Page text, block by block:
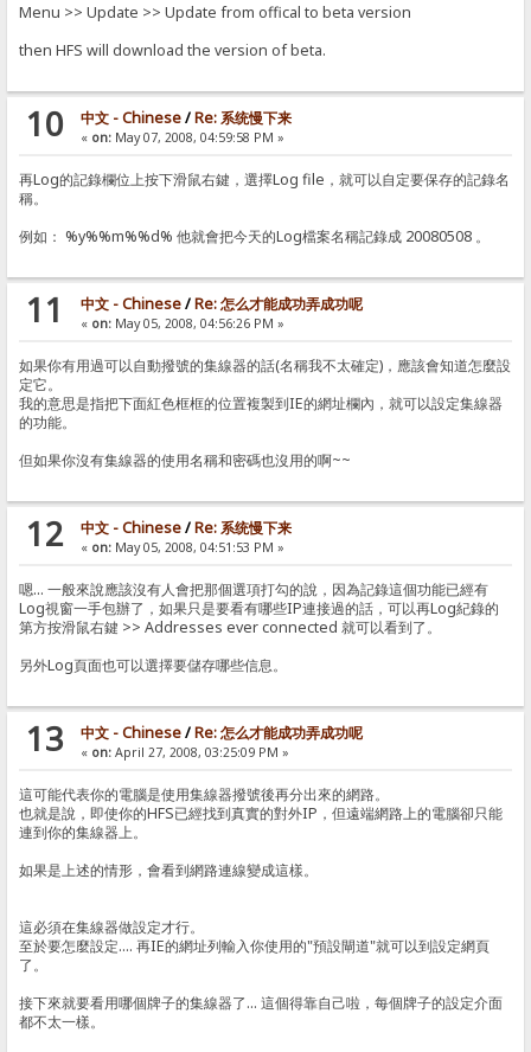
Menu >> Update >> Update from offical to beta version
then HFS will download the version of beta.
10 中文 - Chinese/Re: 系统慢下来
« on:May 07, 2008, 04:59:58 PM »
再Log的記錄欄位上按下滑鼠右鍵，選擇Log file，就可以自定要保存的記錄名
稱。
例如： %y%%m%%d% 他就會把今天的Log檔案名稱記錄成 20080508 。
11 中文 - Chinese/Re: 怎么才能成功弄成功呢
« on:May 05, 2008, 04:56:26 PM »
如果你有用過可以自動撥號的集線器的話(名稱我不太確定)，應該會知道怎麼設
定它。
我的意思是指把下面紅色框框的位置複製到IE的網址欄內，就可以設定集線器
的功能。
但如果你沒有集線器的使用名稱和密碼也沒用的啊~~
12 中文 - Chinese/Re: 系统慢下来
« on:May 05, 2008, 04:51:53 PM »
嗯... 一般來說應該沒有人會把那個選項打勾的說，因為記錄這個功能已經有
Log視窗一手包辦了，如果只是要看有哪些IP連接過的話，可以再Log紀錄的
第方按滑鼠右鍵 >> Addresses ever connected 就可以看到了。
另外Log頁面也可以選擇要儲存哪些信息。
13 中文 - Chinese/Re: 怎么才能成功弄成功呢
« on:April 27, 2008, 03:25:09 PM »
這可能代表你的電腦是使用集線器撥號後再分出來的網路。
也就是說，即使你的HFS已經找到真實的對外IP，但遠端網路上的電腦卻只能
連到你的集線器上。
如果是上述的情形，會看到網路連線變成這樣。
這必須在集線器做設定才行。
至於要怎麼設定.... 再IE的網址列輸入你使用的"預設閘道"就可以到設定網頁
了。
接下來就要看用哪個牌子的集線器了... 這個得靠自己啦，每個牌子的設定介面
都不太一樣。